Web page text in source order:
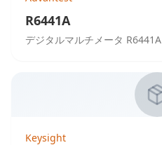
R6441A
デジタルマルチメータ R6441A
Keysight